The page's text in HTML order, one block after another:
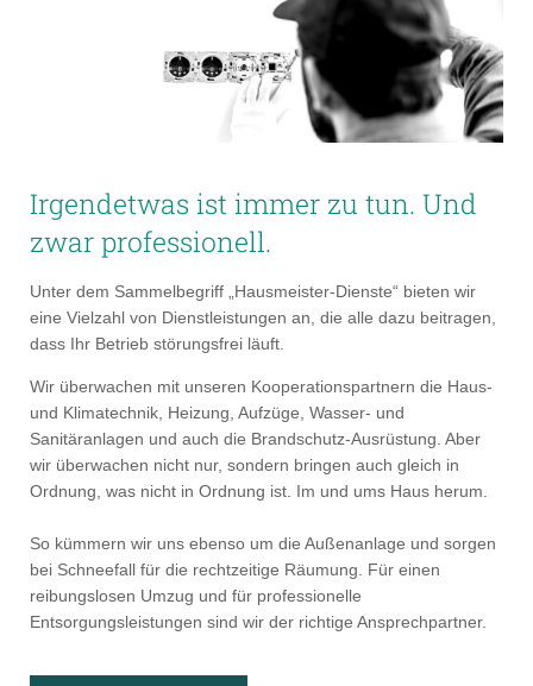
Irgendetwas ist immer zu tun. Und
zwar professionell.
Unter dem Sammelbegriff „Hausmeister-Dienste“ bieten wir
eine Vielzahl von Dienstleistungen an, die alle dazu beitragen,
dass Ihr Betrieb störungsfrei läuft.
Wir überwachen mit unseren Kooperationspartnern die Haus-
und Klimatechnik, Heizung, Aufzüge, Wasser- und
Sanitäranlagen und auch die Brandschutz-Ausrüstung. Aber
wir überwachen nicht nur, sondern bringen auch gleich in
Ordnung, was nicht in Ordnung ist. Im und ums Haus herum.
So kümmern wir uns ebenso um die Außenanlage und sorgen
bei Schneefall für die rechtzeitige Räumung. Für einen
reibungslosen Umzug und für professionelle
Entsorgungsleistungen sind wir der richtige Ansprechpartner.